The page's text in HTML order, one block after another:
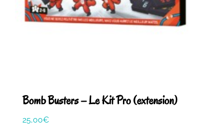
Bomb Busters – Le Kit Pro (extension)
25,00€